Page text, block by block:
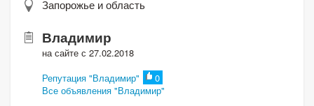
Запорожье и область
Владимир
на сайте с 27.02.2018
Репутация "Владимир"
0
Все объявления "Владимир"